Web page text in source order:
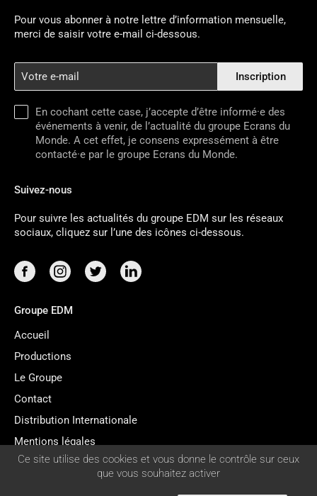
GESTION
Ce site utilise des cookies et vous donne le contrôle sur ceux
que vous souhaitez activer
Pour vous abonner à notre lettre d’information mensuelle,
merci de saisir votre e-mail ci-dessous.
En cochant cette case, j’accepte d’être informé·e des
événements à venir, de l’actualité du groupe Ecrans du
Monde. A cet effet, je consens expressément à être
contacté·e par le groupe Ecrans du Monde.
Inscription
Suivez-nous
Pour suivre les actualités du groupe EDM sur les réseaux
sociaux, cliquez sur l’une des icônes ci-dessous.
Groupe EDM
Accueil
Productions
Le Groupe
Contact
Distribution Internationale
Mentions légales
Gestion des cookies